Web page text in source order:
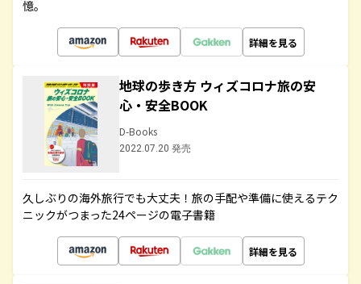
憶。
詳細を見る
地球の歩き方 ウィズコロナ旅の安
心・安全BOOK
D-Books
2022.07.20 発売
久しぶりの海外旅行でも大丈夫！旅の手配や準備に使えるテク
ニックがつまった24ページの電子書籍
詳細を見る